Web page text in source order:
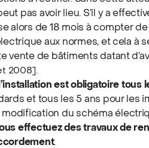
pas avoir lieu. S’il y a
alors de 18 mois à compter
aux normes, et cela à
vente de bâtiments datant
2008].
est obligatoire tous
et tous les 5 ans pour les
du schéma
effectuez des travaux de
.